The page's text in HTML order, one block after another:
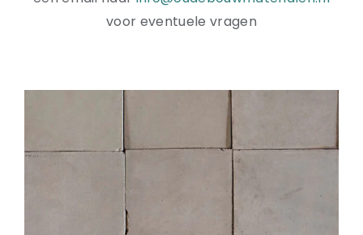
HEKWERK
voor eventuele vragen